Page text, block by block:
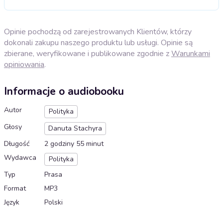
Opinie pochodzą od zarejestrowanych Klientów, którzy
dokonali zakupu naszego produktu lub usługi. Opinie są
zbierane, weryfikowane i publikowane zgodnie zWarunkami
opiniowania.
Informacje o audiobooku
Autor
Polityka
Głosy
Danuta Stachyra
Długość
2 godziny 55 minut
Wydawca
Polityka
Typ
Prasa
Format
MP3
Język
Polski